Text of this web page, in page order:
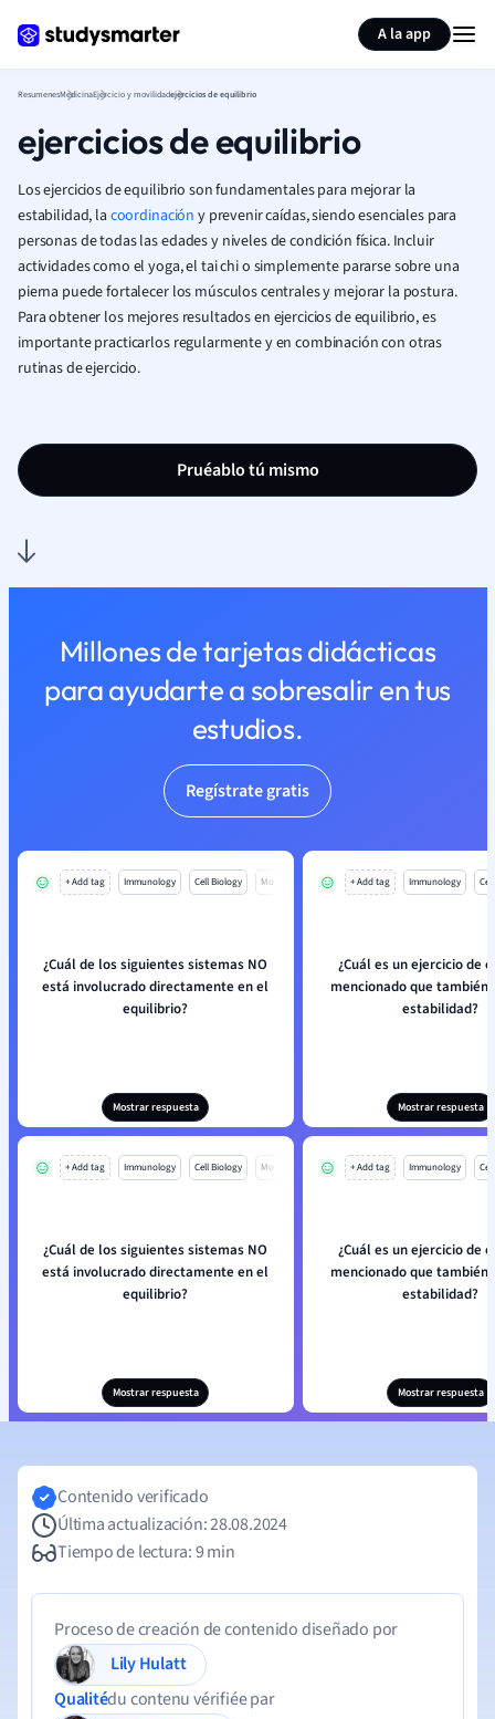
A la app
ResumenesMedicinaEjercicio y movilidadejercicios de equilibrio
ejercicios de equilibrio
Los ejercicios de equilibrio son fundamentales para mejorar la
estabilidad, la coordinación y prevenir caídas, siendo esenciales para
personas de todas las edades y niveles de condición física. Incluir
actividades como el yoga, el tai chi o simplemente pararse sobre una
pierna puede fortalecer los músculos centrales y mejorar la postura.
Para obtener los mejores resultados en ejercicios de equilibrio, es
importante practicarlos regularmente y en combinación con otras
rutinas de ejercicio.
Pruéablo tú mismo
Millones de tarjetas didácticas
para ayudarte a sobresalir en tus
estudios.
Regístrate gratis
+ Add tag Immunology Cell Biology Mo
¿Cuál de los siguientes sistemas NO
está involucrado directamente en el
equilibrio?
Mostrar respuesta
+ Add tag Immunology
¿Cuál es un ejercicio de
mencionado que también
estabilidad?
Mostrar respuesta
+ Add tag Immunology Cell Biology Mo
¿Cuál de los siguientes sistemas NO
está involucrado directamente en el
equilibrio?
Mostrar respuesta
+ Add tag Immunology
¿Cuál es un ejercicio de
mencionado que también
estabilidad?
Mostrar respuesta
Resumir página
Contenido verificado
Última actualización: 28.08.2024
Tiempo de lectura: 9 min
Proceso de creación de contenido diseñado por
Lily Hulatt
Qualitédu contenu vérifiée par